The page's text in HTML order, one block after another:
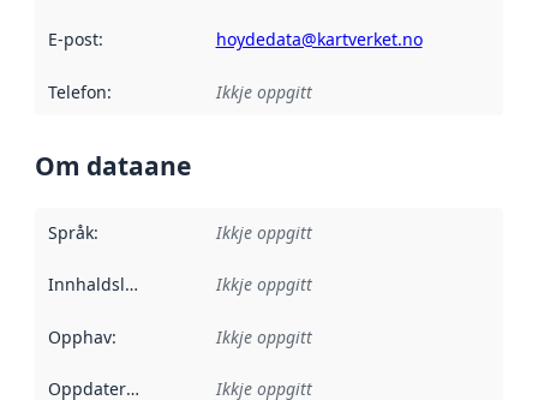
E-post: hoydedata@kartverket.no
Telefon: Ikkje oppgitt
Om dataane
Språk: Ikkje oppgitt
Innhaldsleverandørar :
Ikkje oppgitt
Opphav: Ikkje oppgitt
Oppdateringsfrekvens :
Ikkje oppgitt